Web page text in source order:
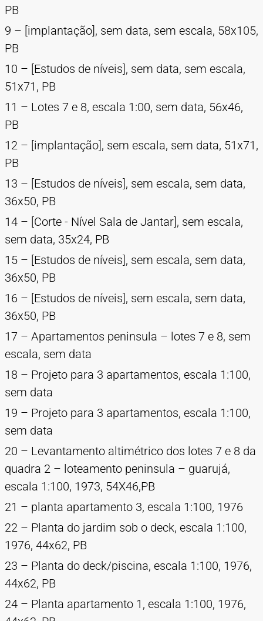
PB
9 – [implantação], sem data, sem escala, 58x105,
PB
10 – [Estudos de níveis], sem data, sem escala,
51x71, PB
11 – Lotes 7 e 8, escala 1:00, sem data, 56x46,
PB
12 – [implantação], sem escala, sem data, 51x71,
PB
13 – [Estudos de níveis], sem escala, sem data,
36x50, PB
14 – [Corte - Nível Sala de Jantar], sem escala,
sem data, 35x24, PB
15 – [Estudos de níveis], sem escala, sem data,
36x50, PB
16 – [Estudos de níveis], sem escala, sem data,
36x50, PB
17 – Apartamentos peninsula – lotes 7 e 8, sem
escala, sem data
18 – Projeto para 3 apartamentos, escala 1:100,
sem data
19 – Projeto para 3 apartamentos, escala 1:100,
sem data
20 – Levantamento altimétrico dos lotes 7 e 8 da
quadra 2 – loteamento peninsula – guarujá,
escala 1:100, 1973, 54X46,PB
21 – planta apartamento 3, escala 1:100, 1976
22 – Planta do jardim sob o deck, escala 1:100,
1976, 44x62, PB
23 – Planta do deck/piscina, escala 1:100, 1976,
44x62, PB
24 – Planta apartamento 1, escala 1:100, 1976,